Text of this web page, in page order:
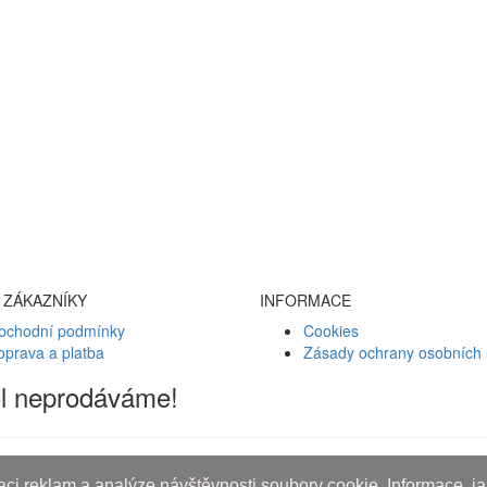
podmínky
a platba
INFORMACE
Cookies
Zásady ochrany osobních
neprodáváme!